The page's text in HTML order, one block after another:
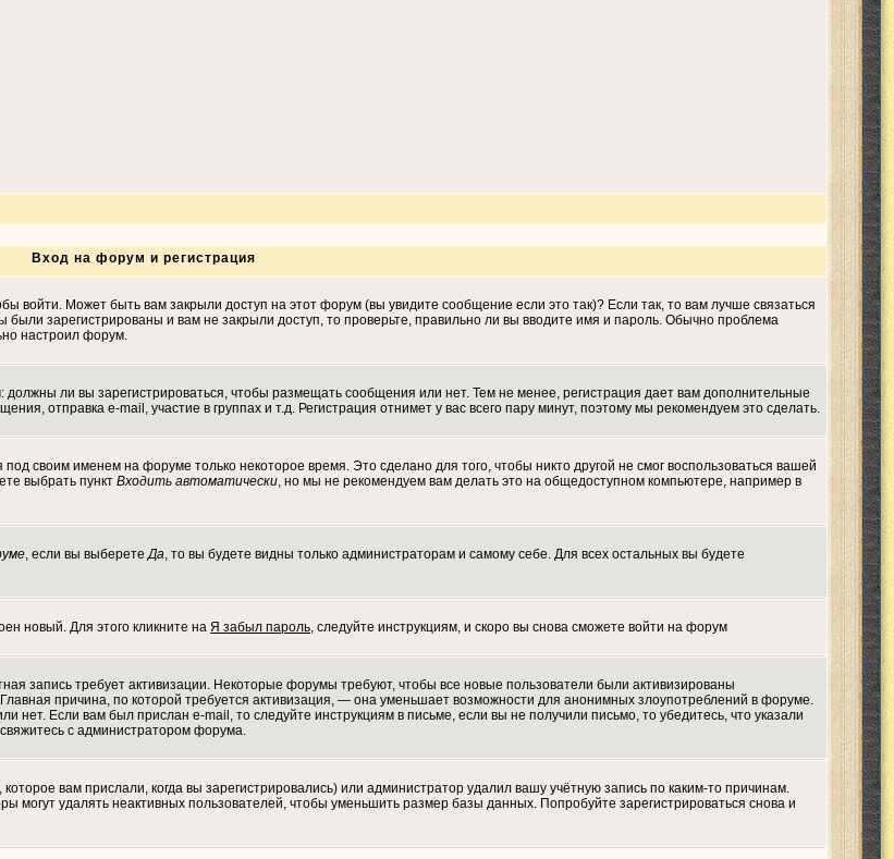
Вход на форум и регистрация
войти. Может быть вам закрыли доступ на этот форум (вы увидите сообщение если это так)? Если так, то вам лучше связаться
зарегистрированы и вам не закрыли доступ, то проверьте, правильно ли вы вводите имя и пароль. Обычно проблема
настроил форум.
должны ли вы зарегистрироваться, чтобы размещать сообщения или нет. Тем не менее, регистрация дает вам дополнительные
отправка e-mail, участие в группах и т.д. Регистрация отнимет у вас всего пару минут, поэтому мы рекомендуем это сделать.
под своим именем на форуме только некоторое время. Это сделано для того, чтобы никто другой не смог воспользоваться вашей
выбрать пункт Входить автоматически, но мы не рекомендуем вам делать это на общедоступном компьютере, например в
, если вы выберетеДа, то вы будете видны только администраторам и самому себе. Для всех остальных вы будете
новый. Для этого кликните на Я забыл пароль, следуйте инструкциям, и скоро вы снова сможете войти на форум
запись требует активизации. Некоторые форумы требуют, чтобы все новые пользователи были активизированы
причина, по которой требуется активизация, — она уменьшает возможности для анонимных злоупотреблений в форуме.
нет. Если вам был прислан e-mail, то следуйте инструкциям в письме, если вы не получили письмо, то убедитесь, что указали
с администратором форума.
вам прислали, когда вы зарегистрировались) или администратор удалил вашу учётную запись по каким-то причинам.
могут удалять неактивных пользователей, чтобы уменьшить размер базы данных. Попробуйте зарегистрироваться снова и